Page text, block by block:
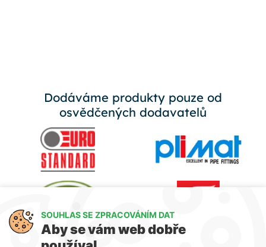
Dodáváme produkty pouze od
osvědčených dodavatelů
SOUHLAS SE ZPRACOVÁNÍM DAT
Aby se vám web dobře